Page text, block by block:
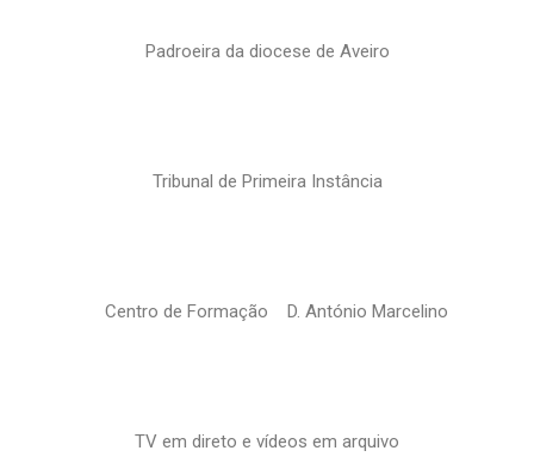
Padroeira da diocese de Aveiro
Tribunal de Primeira Instância
Centro de Formação D. António Marcelino
TV em direto e vídeos em arquivo